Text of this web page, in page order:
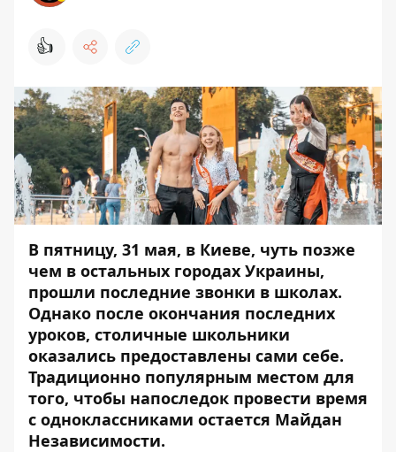
👍
В пятницу, 31 мая, в Киеве, чуть позже
чем в остальных городах Украины,
прошли последние звонки в школах.
Однако после окончания последних
уроков, столичные школьники
оказались предоставлены сами себе.
Традиционно популярным местом для
того, чтобы напоследок провести время
с одноклассниками остается Майдан
Независимости.